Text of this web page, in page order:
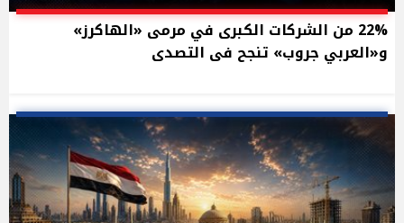
22% من الشركات الكبرى في مرمى «الهاكرز»
و«العربي جروب» تنجح فى التصدى